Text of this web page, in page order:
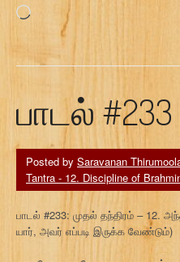
Loading…
பாடல் #233
Posted by Saravanan
Tantra - 12. Discipline of
பாடல் #233: முதல் தந்திரம் –
யார், அவர் எப்படி இருக்க வேண்டும்)